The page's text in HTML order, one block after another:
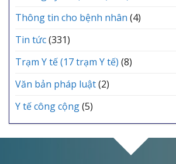
Thông tin cho bệnh nhân (4)
Tin tức(331)
Trạm Y tế (17 trạm Y tế) (8)
Văn bản pháp luật(2)
Y tế công cộng(5)